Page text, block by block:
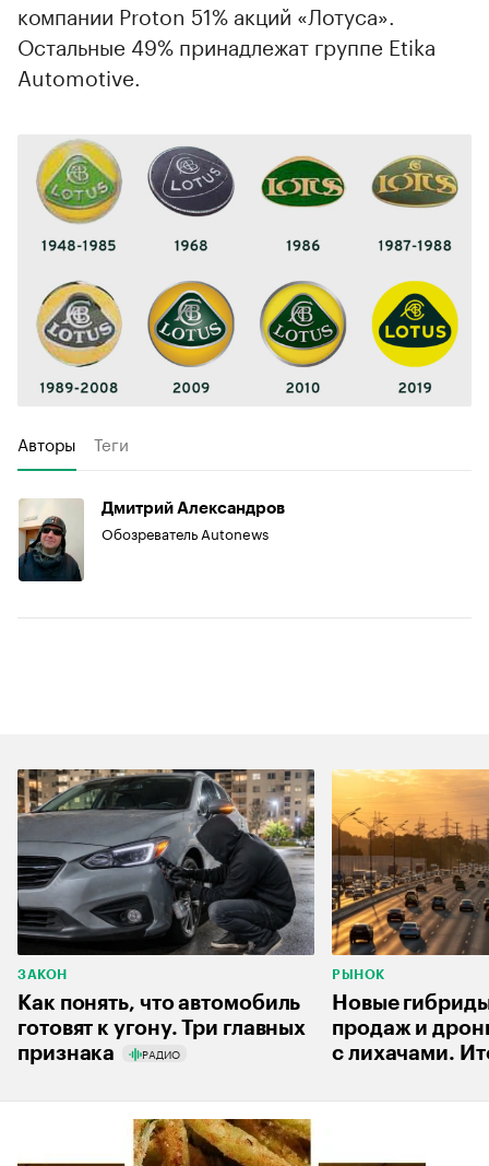
компании Proton 51% акций «Лотуса».
Остальные 49% принадлежат группе Etika
Automotive.
Авторы Теги
Дмитрий Александров
Обозреватель Autonews
ЗАКОН
Как понять, что автомобиль
готовят к угону. Три главных
признака
РАДИО
РЫНОК
Новые
продаж и
с лихачами.